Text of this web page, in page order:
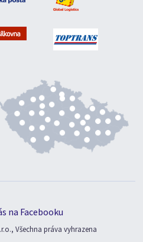
na Facebooku
Všechna práva vyhrazena